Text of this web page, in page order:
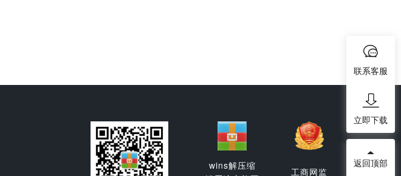
wins解压缩
工商网监
联系客服
立即下载
返回顶部